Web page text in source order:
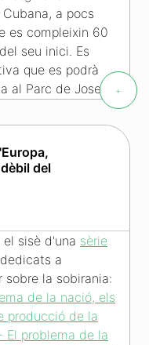
a pocs
es compleixin 60
seu inici. Es
que es podrà
al Parc de Josep
Cubana a
hi han tingut un
»
+
del
sisè d'una sèrie
dedicats a
sobre la sobirania:
de la nació, els
producció de la
El problema de la